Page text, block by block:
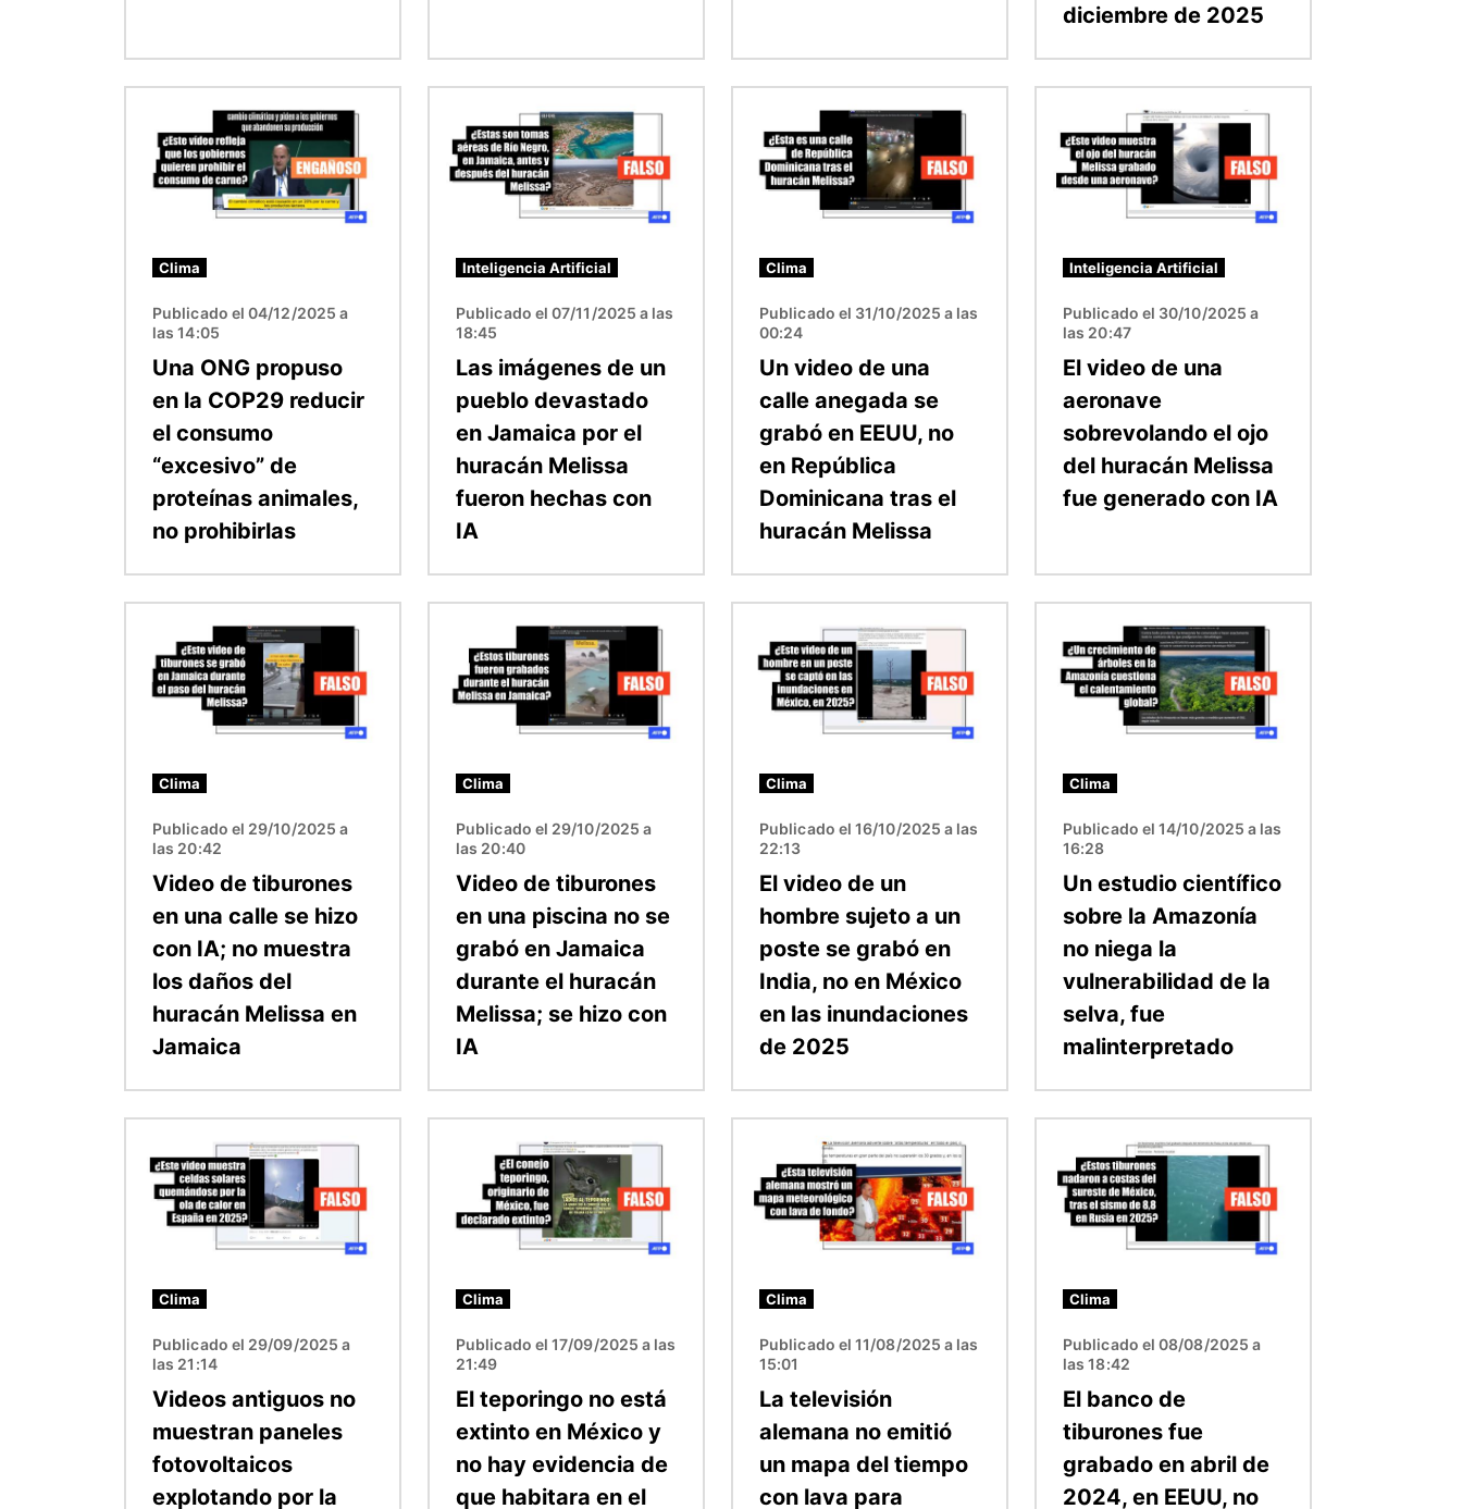
diciembre de 2025
Clima
Publicado el 04/12/2025 a
las 14:05
Una ONG propuso
en la COP29 reducir
el consumo
“excesivo” de
proteínas animales,
no prohibirlas
Inteligencia Artificial
Publicado el 07/11/2025 a las
18:45
Las imágenes de un
pueblo devastado
en Jamaica por el
huracán Melissa
fueron hechas con
IA
Clima
Publicado el 31/10/2025 a las
00:24
Un video de una
calle anegada se
grabó en EEUU, no
en República
Dominicana tras el
huracán Melissa
Inteligencia Artificial
Publicado el 30/10/2025 a
las 20:47
El video de una
aeronave
sobrevolando el ojo
del huracán Melissa
fue generado con IA
Clima
Publicado el 29/10/2025 a
las 20:42
Video de tiburones
en una calle se hizo
con IA; no muestra
los daños del
huracán Melissa en
Jamaica
Clima
Publicado el 29/10/2025 a
las 20:40
Video de tiburones
en una piscina no se
grabó en Jamaica
durante el huracán
Melissa; se hizo con
IA
Clima
Publicado el 16/10/2025 a las
22:13
El video de un
hombre sujeto a un
poste se grabó en
India, no en México
en las inundaciones
de 2025
Clima
Publicado el 14/10/2025 a las
16:28
Un estudio científico
sobre la Amazonía
no niega la
vulnerabilidad de la
selva, fue
malinterpretado
Clima
Publicado el 29/09/2025 a
las 21:14
Videos antiguos no
muestran paneles
fotovoltaicos
explotando por la
Clima
Publicado el 17/09/2025 a las
21:49
El teporingo no está
extinto en México y
no hay evidencia de
que habitara en el
Clima
Publicado el 11/08/2025 a las
15:01
La televisión
alemana no emitió
un mapa del tiempo
con lava para
Clima
Publicado el 08/08/2025 a
las 18:42
El banco de
tiburones fue
grabado en abril de
2024, en EEUU, no